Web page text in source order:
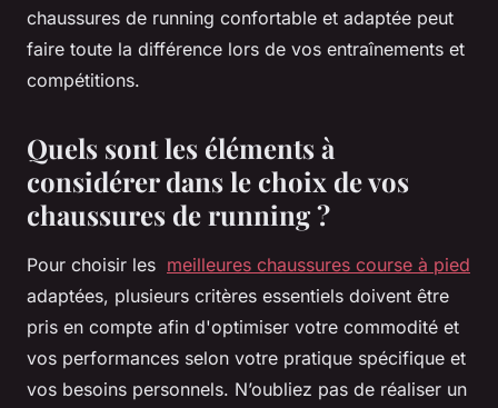
chaussures de running confortable et adaptée peut
faire toute la différence lors de vos entraînements et
compétitions.
Quels sont les éléments à
considérer dans le choix de vos
chaussures de running ?
Pour choisir les meilleures chaussures course à pied
adaptées, plusieurs critères essentiels doivent être
pris en compte afin d'optimiser votre commodité et
vos performances selon votre pratique spécifique et
vos besoins personnels. N’oubliez pas de réaliser un